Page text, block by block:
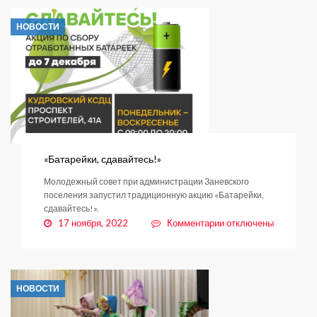
НОВОСТИ
«Батарейки, сдавайтесь!»
Молодежный совет при администрации Заневского
поселения запустил традиционную акцию «Батарейки,
сдавайтесь!».
17 ноября, 2022 Комментариикотключены
НОВОСТИ